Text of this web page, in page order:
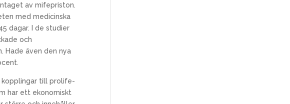
av mifepriston.
med medicinska
dagar. I de studier
och
Hade även den nya
till prolife-
har ett ekonomiskt